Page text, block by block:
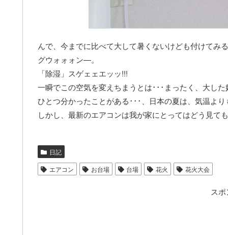
んで、今までに比べて大して暑くないけども付けてみ
グウォォォン—。
「除湿」スゲェェエッッ!!!
一瞬でこの空気を変えちまうとは･･･まったく、大した
ひとつ分かったことがある･･･、日本の夏は、気温よ
しかし、最新のエアコンは我が家にとってはどう見て
日記
エアコン お台場 台場 花火 花火大会
ス